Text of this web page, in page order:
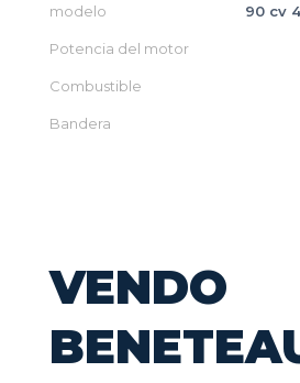
modelo 90 cv
Potencia del motor
Combustible
Bandera
VENDO